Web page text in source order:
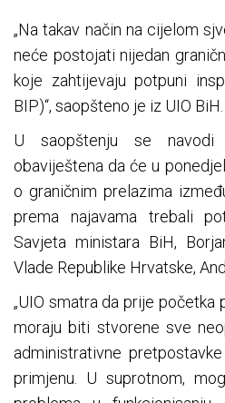
„Na takav način na cijelom
neće postojati nijedan
koje zahtijevaju potpuni
BIP)“, saopšteno je iz UIO BiH.
U saopštenju se
obaviještena da će u
o graničnim prelazima
prema najavama trebali
Savjeta ministara BiH,
Vlade Republike Hrvatske,
„UIO smatra da prije početka
moraju biti stvorene sve
administrativne
primjenu. U suprotnom,